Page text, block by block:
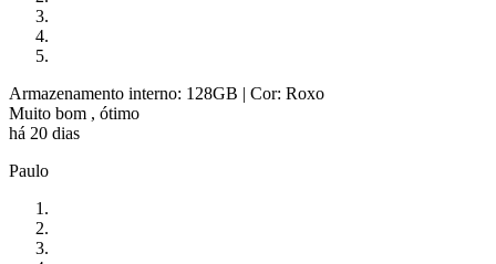
Armazenamento interno: 128GB | Cor: Roxo
Muito bom , ótimo
há 20 dias
Paulo